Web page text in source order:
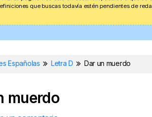
que buscas todavía estén pendientes de
Españolas Letra D Dar un muerdo
muerdo